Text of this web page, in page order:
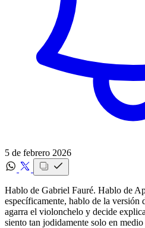
5 de febrero 2026
Hablo de Gabriel Fauré. Hablo de
específicamente, hablo de la versión
agarra el violonchelo y decide
siento tan jodidamente solo en medio